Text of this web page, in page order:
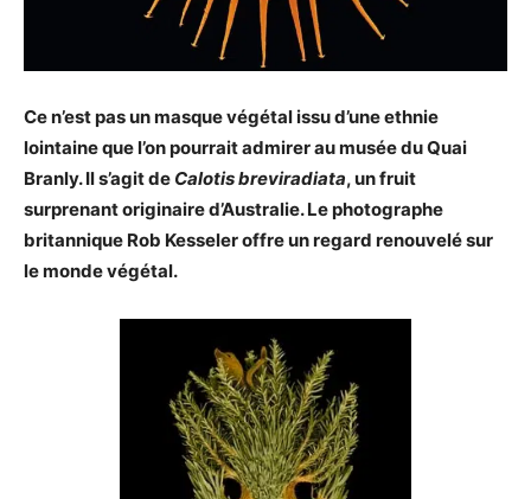
Ce n’est pas un masque végétal issu d’une ethnie
lointaine que l’on pourrait admirer au musée du Quai
Branly. Il s’agit de Calotis breviradiata, un fruit
surprenant originaire d’Australie. Le photographe
britannique Rob Kesseler offre un regard renouvelé sur
le monde végétal.